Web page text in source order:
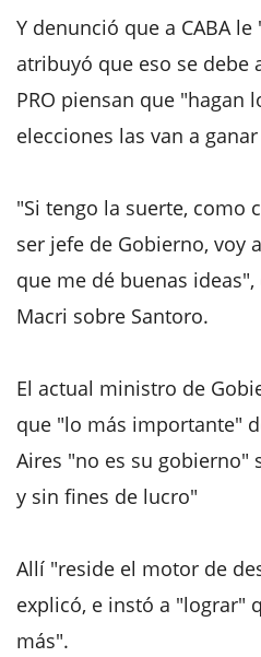
Y denunció que a CABA
atribuyó que eso se debe
PRO piensan que "hagan
elecciones las van a
"Si tengo la suerte, como
ser jefe de Gobierno, voy
que me dé buenas
Macri sobre Santoro.
El actual ministro de
que "lo más importante"
Aires "no es su gobierno"
y sin fines de lucro"
Allí "reside el motor de
explicó, e instó a "lograr"
más".